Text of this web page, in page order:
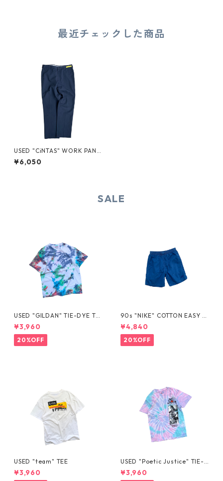
最近チェックした商品
USED "CiNTAS" WORK PANT
S
¥6,050
SALE
USED "GILDAN" TIE-DYE TE
E
¥3,960
20%OFF
90s "NIKE" COTTON EASY S
HORTS
¥4,840
20%OFF
USED "team" TEE
¥3,960
USED "Poetic Justice" TIE-D
YE TEE
¥3,960